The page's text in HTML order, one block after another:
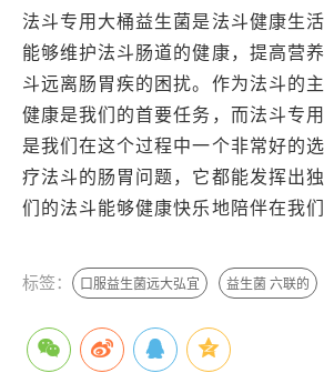
法斗专用大桶益生菌是法斗健康生
能够维护法斗肠道的健康，提高营
斗远离肠胃疾的困扰。作为法斗的
健康是我们的首要任务，而法斗专
是我们在这个过程中一个非常好的
疗法斗的肠胃问题，它都能发挥出
们的法斗能够健康快乐地陪伴在我们
标签： 口服益生菌远大弘宜 益生菌 六联的